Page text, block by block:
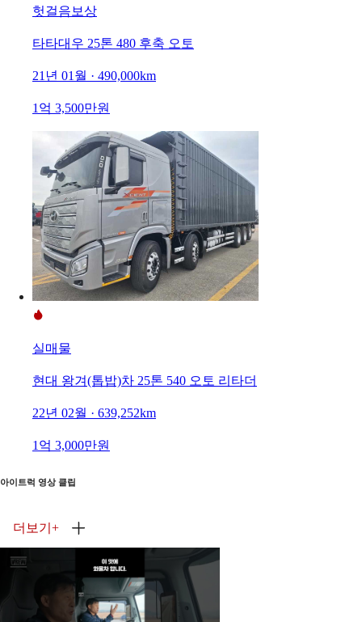
헛걸음보상
타타대우 25톤 480 후축 오토
21년 01월 · 490,000km
1억 3,500만원
실매물
현대 왕겨(톱밥)차 25톤 540 오토 리타더
22년 02월 · 639,252km
1억 3,000만원
아이트럭 영상 클립
더보기 +